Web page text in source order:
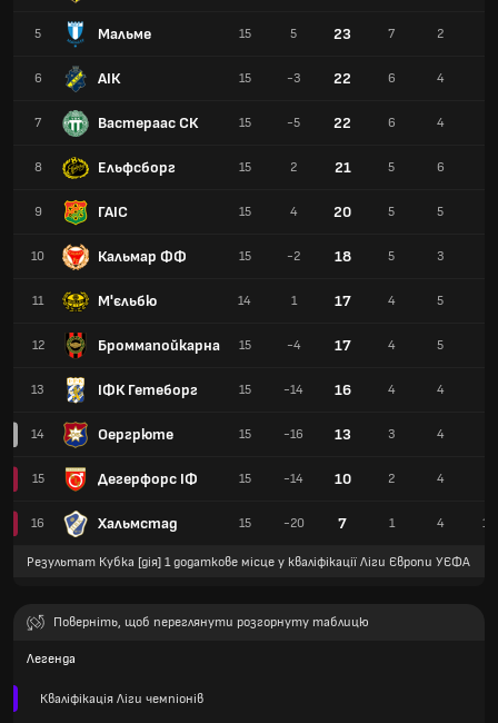
5 Мальме
6 АІК
7 Вастераас СК
8 Ельфсборг
9 ГАІС
10 Кальмар ФФ
11 М'єльбю
12 Броммапойкарна
13 ІФК Гетеборг
14 Оергрюте
15 Дегерфорс ІФ
16 Хальмстад
15 5 23 7 2
15 -3 22 6 4
15 -5 22 6 4
15 2 21 5 6
15 4 20 5 5
15 -2 18 5 3
14 1 17 4 5
15 -4 17 4 5
15 -14 16 4 4
15 -16 13 3 4
15 -14 10 2 4
15 -20 7 1 4 10
Результат Кубка [дія] 1 додаткове місце у кваліфікації Ліги Європи УЄФА
Поверніть, щоб переглянути розгорнуту таблицю
Легенда
Кваліфікація Ліги чемпіонів